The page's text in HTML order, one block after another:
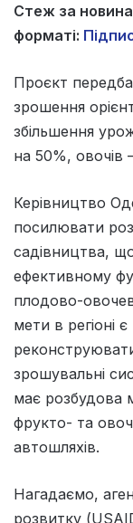
Стеж за
форматі:
Проєкт
зрошення
збільшення
на 50%, овочів
Керівництво
посилювати
садівництва,
ефективному
плодово-
мети в регіоні
зрошувальні
має розбудова
фрукто- та
автошляхів.
Нагадаємо,
розвитку